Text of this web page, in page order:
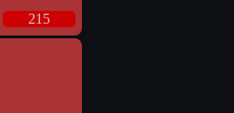
215